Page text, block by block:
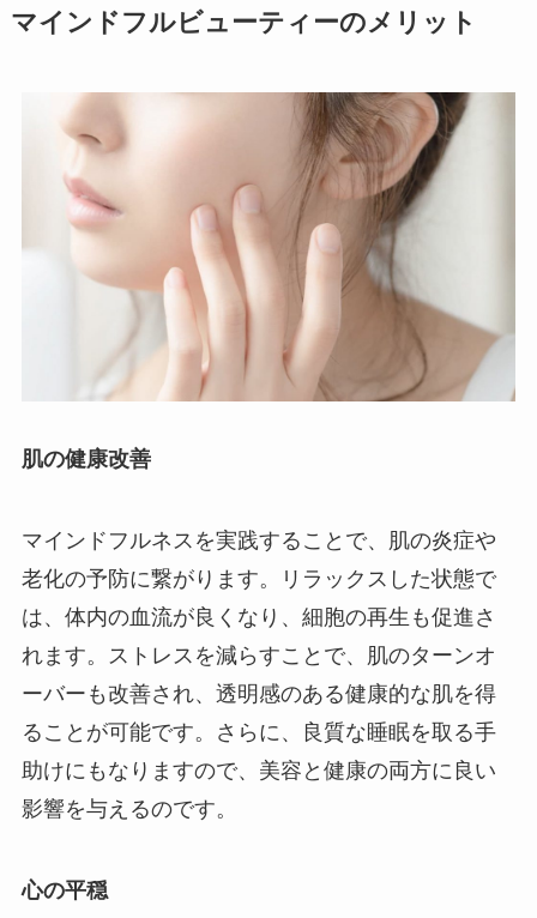
マインドフルビューティーのメリット
肌の健康改善
マインドフルネスを実践することで、肌の炎症や
老化の予防に繋がります。リラックスした状態で
は、体内の血流が良くなり、細胞の再生も促進さ
れます。ストレスを減らすことで、肌のターンオ
ーバーも改善され、透明感のある健康的な肌を得
ることが可能です。さらに、良質な睡眠を取る手
助けにもなりますので、美容と健康の両方に良い
影響を与えるのです。
心の平穏